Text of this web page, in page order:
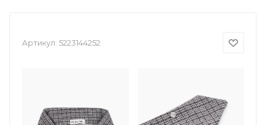
Артикул: 5223144252